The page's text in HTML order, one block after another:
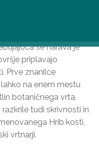
se narava je
priplavajo
Prve znanilce
na enem mestu
botaničnega vrta.
tudi skrivnosti in
Hrib kosti,
vrtnarji.